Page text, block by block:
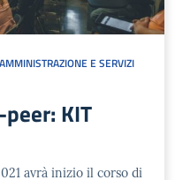
E SERVIZI
KIT
avrà inizio il corso di